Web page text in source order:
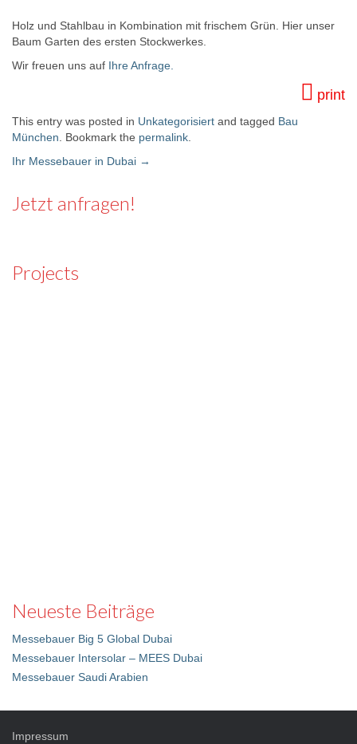
Holz und Stahlbau in Kombination mit frischem Grün. Hier unser
Baum Garten des ersten Stockwerkes.
Wir freuen uns auf Ihre Anfrage.
print
This entry was posted in Unkategorisiert and tagged Bau
München . Bookmark the permalink
Post navigation
Ihr Messebauer in Dubai →
Jetzt anfragen!
Projects
Neueste Beiträge
Messebauer Big 5 Global Dubai
Messebauer Intersolar – MEES Dubai
Messebauer Saudi Arabien
Impressum